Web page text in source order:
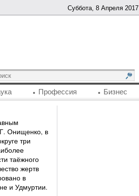
Суббота, 8 Апреля 2017
Профессия Бизнес
Онищенко, в
три
таёжного
жертв
в
и Удмуртии.